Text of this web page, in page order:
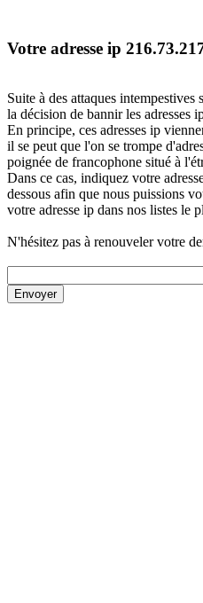
Votre adresse ip
Suite à des attaques
la décision de bannir les adresses
En principe, ces adresses ip
il se peut que l'on se trompe
poignée de francophone situé à
Dans ce cas, indiquez votre
dessous afin que nous puissions
votre adresse ip dans nos listes le
N'hésitez pas à renouveler votre